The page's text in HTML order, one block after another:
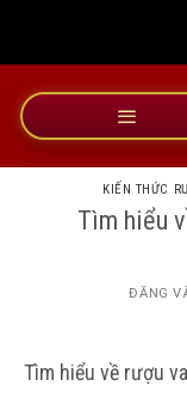
dung
KIẾN THỨC
Tìm hiểu
ĐĂNG
Tìm hiểu về rượu